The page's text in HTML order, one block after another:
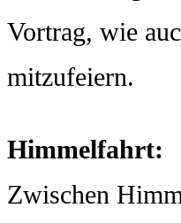
Vortrag, wie
mitzufeiern.
Himmelfahrt:
Zwischen